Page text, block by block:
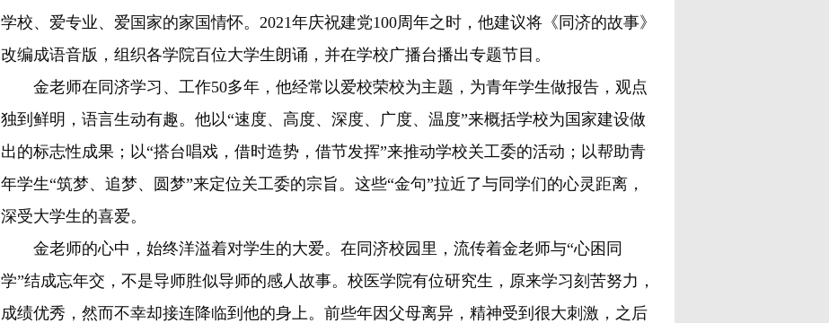
学校、爱专业、爱国家的家国情怀。2021年庆祝建党100周年之时，他建议将《同济的故事》
改编成语音版，组织各学院百位大学生朗诵，并在学校广播台播出专题节目。
金老师在同济学习、工作50多年，他经常以爱校荣校为主题，为青年学生做报告，观点
独到鲜明，语言生动有趣。他以“速度、高度、深度、广度、温度”来概括学校为国家建设做
出的标志性成果；以“搭台唱戏，借时造势，借节发挥”来推动学校关工委的活动；以帮助青
年学生“筑梦、追梦、圆梦”来定位关工委的宗旨。这些“金句”拉近了与同学们的心灵距离，
深受大学生的喜爱。
金老师的心中，始终洋溢着对学生的大爱。在同济校园里，流传着金老师与“心困同
学”结成忘年交，不是导师胜似导师的感人故事。校医学院有位研究生，原来学习刻苦努力，
成绩优秀，然而不幸却接连降临到他的身上。前些年因父母离异，精神受到很大刺激，之后